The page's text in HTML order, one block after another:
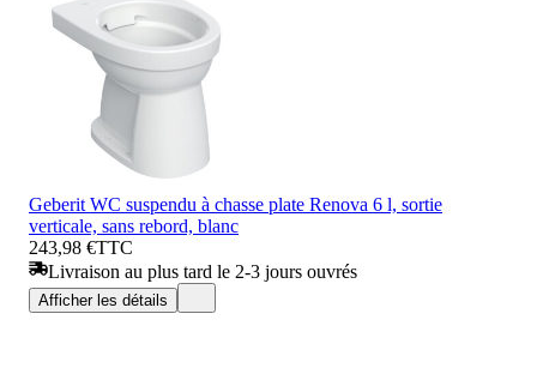
Geberit WC suspendu à chasse plate Renova 6 l, sortie
verticale, sans rebord, blanc
243,98 €TTC
Livraison au plus tard le 2-3 jours ouvrés
Afficher les détails